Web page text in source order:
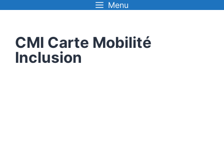
Aller
contenu
Menu
CMI Carte Mobilité
Inclusion